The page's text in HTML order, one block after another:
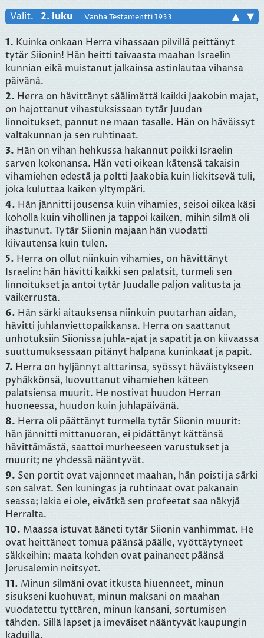
▲ ▼
Valit. 2. luku Vanha Testamentti 1933
1. Kuinka onkaan Herra vihassaan pilvillä peittänyt
tytär Siionin! Hän heitti taivaasta maahan Israelin
kunnian eikä muistanut jalkainsa astinlautaa vihansa
päivänä.
2. Herra on hävittänyt säälimättä kaikki Jaakobin majat,
on hajottanut vihastuksissaan tytär Juudan
linnoitukset, pannut ne maan tasalle. Hän on häväissyt
valtakunnan ja sen ruhtinaat.
3. Hän on vihan hehkussa hakannut poikki Israelin
sarven kokonansa. Hän veti oikean kätensä takaisin
vihamiehen edestä ja poltti Jaakobia kuin liekitsevä tuli,
joka kuluttaa kaiken yltympäri.
4. Hän jännitti jousensa kuin vihamies, seisoi oikea käsi
koholla kuin vihollinen ja tappoi kaiken, mihin silmä oli
ihastunut. Tytär Siionin majaan hän vuodatti
kiivautensa kuin tulen.
5. Herra on ollut niinkuin vihamies, on hävittänyt
Israelin: hän hävitti kaikki sen palatsit, turmeli sen
linnoitukset ja antoi tytär Juudalle paljon valitusta ja
vaikerrusta.
6. Hän särki aitauksensa niinkuin puutarhan aidan,
hävitti juhlanviettopaikkansa. Herra on saattanut
unhotuksiin Siionissa juhla-ajat ja sapatit ja on kiivaassa
suuttumuksessaan pitänyt halpana kuninkaat ja papit.
7. Herra on hyljännyt alttarinsa, syössyt häväistykseen
pyhäkkönsä, luovuttanut vihamiehen käteen
palatsiensa muurit. He nostivat huudon Herran
huoneessa, huudon kuin juhlapäivänä.
8. Herra oli päättänyt turmella tytär Siionin muurit:
hän jännitti mittanuoran, ei pidättänyt kättänsä
hävittämästä, saattoi murheeseen varustukset ja
muurit; ne yhdessä nääntyvät.
9. Sen portit ovat vajonneet maahan, hän poisti ja särki
sen salvat. Sen kuningas ja ruhtinaat ovat pakanain
seassa; lakia ei ole, eivätkä sen profeetat saa näkyjä
Herralta.
10. Maassa istuvat ääneti tytär Siionin vanhimmat. He
ovat heittäneet tomua päänsä päälle, vyöttäytyneet
säkkeihin; maata kohden ovat painaneet päänsä
Jerusalemin neitsyet.
11. Minun silmäni ovat itkusta hiuenneet, minun
sisukseni kuohuvat, minun maksani on maahan
vuodatettu tyttären, minun kansani, sortumisen
tähden. Sillä lapset ja imeväiset nääntyvät kaupungin